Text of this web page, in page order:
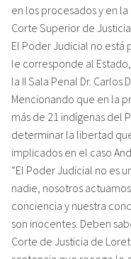
en los procesados y en
Corte Superior de
El Poder Judicial no está
le corresponde al
la II Sala Penal Dr. Carlos
Mencionando que en la
más de 21 indígenas del
determinar la libertad
implicados en el caso
“El Poder Judicial no es
nadie, nosotros
conciencia y nuestra
son inocentes. Deben
Corte de Justicia de